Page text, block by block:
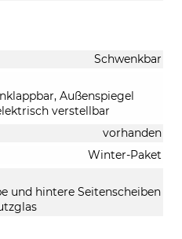
Schwenkbar
Außenspiegel
verstellbar
vorhanden
Winter-Paket
und hintere Seitenscheiben